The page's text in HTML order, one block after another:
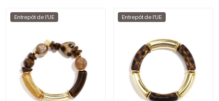
Entrepôt de l'UE Entrepôt de l'UE